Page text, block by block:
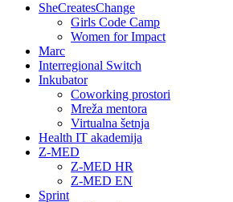
SheCreatesChange
Girls Code Camp
Women for Impact
Marc
Interregional Switch
Inkubator
Coworking prostori
Mreža mentora
Virtualna šetnja
Health IT akademija
Z-MED
Z-MED HR
Z-MED EN
Sprint